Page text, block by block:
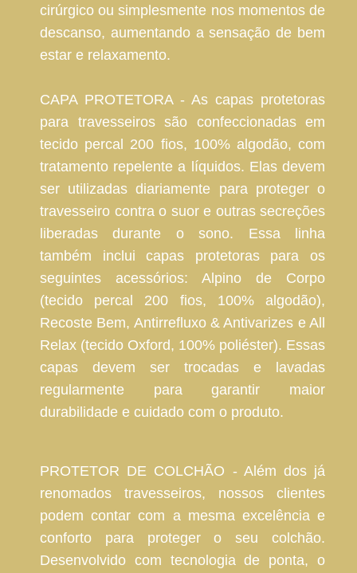
cirúrgico ou simplesmente nos momentos de
descanso, aumentando a sensação de bem
estar e relaxamento.
CAPA PROTETORA - As capas protetoras
para travesseiros são confeccionadas em
tecido percal 200 fios, 100% algodão, com
tratamento repelente a líquidos. Elas devem
ser utilizadas diariamente para proteger o
travesseiro contra o suor e outras secreções
liberadas durante o sono. Essa linha
também inclui capas protetoras para os
seguintes acessórios: Alpino de Corpo
(tecido percal 200 fios, 100% algodão),
Recoste Bem, Antirrefluxo & Antivarizes e All
Relax (tecido Oxford, 100% poliéster). Essas
capas devem ser trocadas e lavadas
regularmente para garantir maior
durabilidade e cuidado com o produto.
PROTETOR DE COLCHÃO - Além dos já
renomados travesseiros, nossos clientes
podem contar com a mesma excelência e
conforto para proteger o seu colchão.
Desenvolvido com tecnologia de ponta, o